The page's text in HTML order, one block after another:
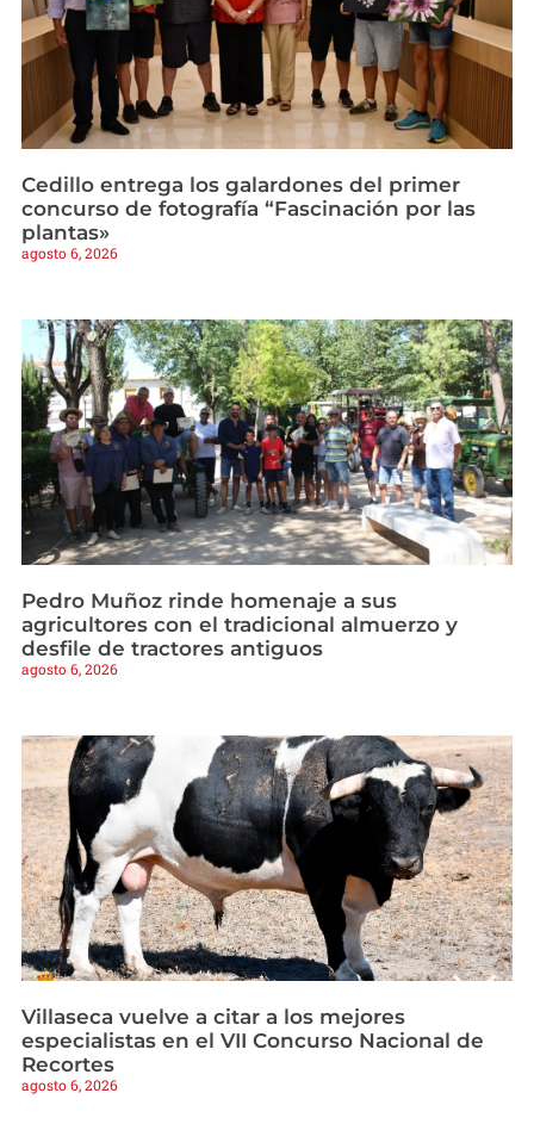
Cedillo entrega los galardones del primer
concurso de fotografía “Fascinación por las
plantas»
agosto 6, 2026
Pedro Muñoz rinde homenaje a sus
agricultores con el tradicional almuerzo y
desfile de tractores antiguos
agosto 6, 2026
Villaseca vuelve a citar a los mejores
especialistas en el VII Concurso Nacional de
Recortes
agosto 6, 2026